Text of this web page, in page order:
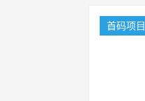
首码项目